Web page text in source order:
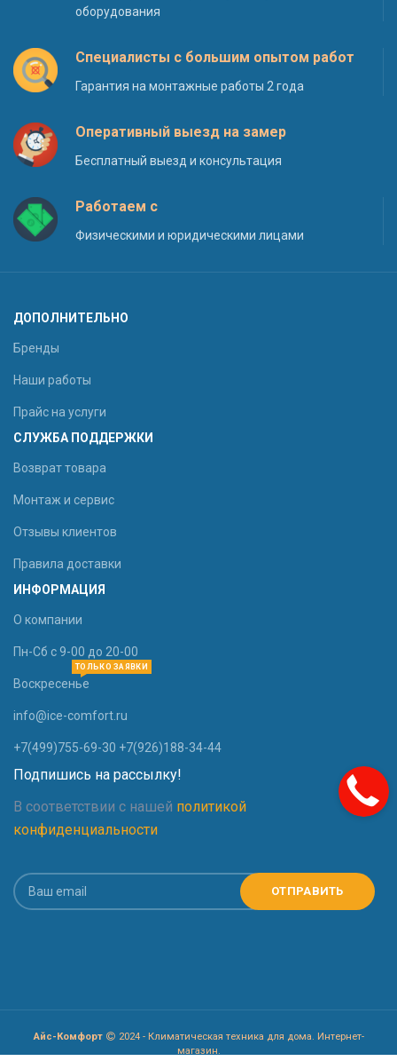
оборудования
Специалисты с большим опытом работ
Гарантия на монтажные работы 2 года
Оперативный выезд на замер
Бесплатный выезд и консультация
Работаем с
Физическими и юридическими лицами
ДОПОЛНИТЕЛЬНО
Бренды
Наши работы
Прайс на услуги
СЛУЖБА ПОДДЕРЖКИ
Возврат товара
Монтаж и сервис
Отзывы клиентов
Правила доставки
ИНФОРМАЦИЯ
О компании
Пн-Сб с 9-00 до 20-00
Воскресенье
ТОЛЬКО ЗАЯВКИ
info@ice-comfort.ru
+7(499)755-69-30 +7(926)188-34-44
Подпишись на рассылку!
В соответствии с нашей политикой
конфиденциальности
Айс-Комфорт
2024 - Климатическая техника для дома. Интернет-
магазин.